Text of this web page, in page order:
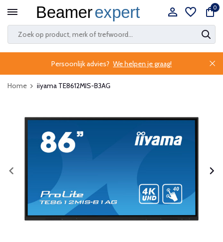
0
Persoonlijk advies? We helpen je graag!
Home iiyama TE8612MIS-B3AG